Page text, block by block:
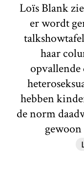
Loïs Blank
er wordt
haar
hebben
de norm